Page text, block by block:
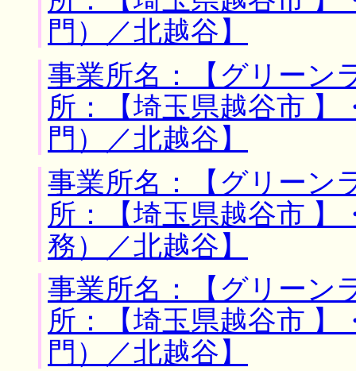
門）／北越谷】
事業所名：【グリーン
所：【埼玉県越谷市 】
門）／北越谷】
事業所名：【グリーン
所：【埼玉県越谷市
務）／北越谷】
事業所名：【グリーン
所：【埼玉県越谷市 】
門）／北越谷】